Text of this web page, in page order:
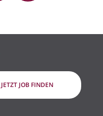
JETZT JOB FINDEN